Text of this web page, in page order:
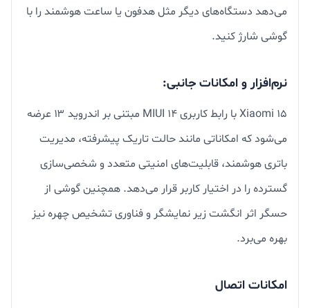
می‌دهد دستگاه‌های دیگر مثل هدفون یا ساعت هوشمند را با
گوشی شارژ کنید.
نرم‌افزار و امکانات جانبی:
Xiaomi 15 با رابط کاربری MIUI 14 مبتنی بر اندروید ۱۳ عرضه
می‌شود که امکاناتی مانند حالت تاریک پیشرفته، مدیریت
باتری هوشمند، قابلیت‌های امنیتی متعدد و شخصی‌سازی
گسترده را در اختیار کاربر قرار می‌دهد. همچنین گوشی از
حسگر اثر انگشت زیر نمایشگر و فناوری تشخیص چهره نیز
بهره می‌برد.
امکانات اتصال